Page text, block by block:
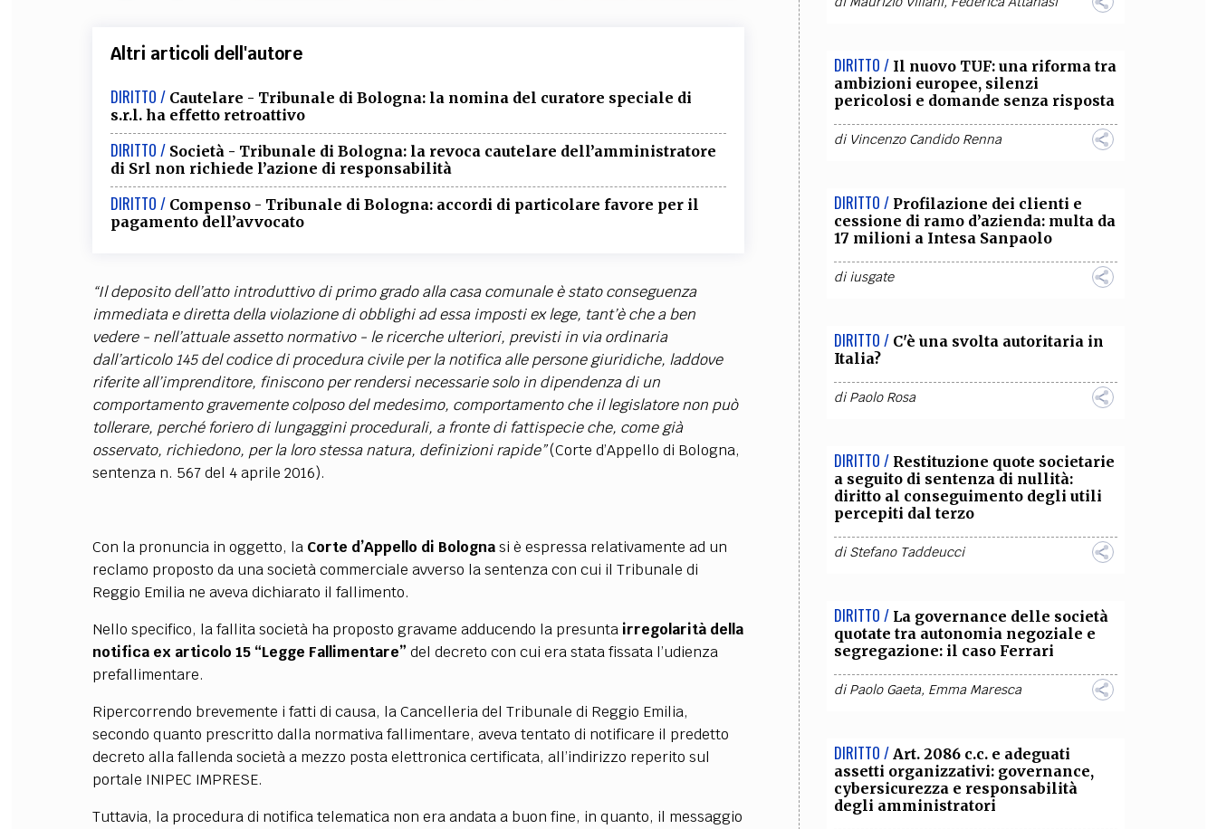
Altri articoli dell'autore
DIRITTO / Cautelare - Tribunale di Bologna: la nomina del curatore speciale di
s.r.l. ha effetto retroattivo
DIRITTO / Società - Tribunale di Bologna: la revoca cautelare dell’amministratore
di Srl non richiede l’azione di responsabilità
DIRITTO / Compenso - Tribunale di Bologna: accordi di particolare favore per il
pagamento dell’avvocato
“Il deposito dell’atto introduttivo di primo grado alla casa comunale è stato conseguenza
immediata e diretta della violazione di obblighi ad essa imposti ex lege, tant’è che a ben
vedere - nell’attuale assetto normativo - le ricerche ulteriori, previsti in via ordinaria
dall’articolo 145 del codice di procedura civile per la notifica alle persone giuridiche, laddove
riferite all’imprenditore, finiscono per rendersi necessarie solo in dipendenza di un
comportamento gravemente colposo del medesimo, comportamento che il legislatore non può
tollerare, perché foriero di lungaggini procedurali, a fronte di fattispecie che, come già
osservato, richiedono, per la loro stessa natura, definizioni rapide”(Corte d’Appello di Bologna,
sentenza n. 567 del 4 aprile 2016).
Con la pronuncia in oggetto, la Corte d’Appello di Bolognasi è espressa relativamente ad un
reclamo proposto da una società commerciale avverso la sentenza con cui il Tribunale di
Reggio Emilia ne aveva dichiarato il fallimento.
Nello specifico, la fallita società ha proposto gravame adducendo la presunta irregolarità della
notifica ex articolo 15 “Legge Fallimentare” del decreto con cui era stata fissata l’udienza
prefallimentare.
Ripercorrendo brevemente i fatti di causa, la Cancelleria del Tribunale di Reggio Emilia,
secondo quanto prescritto dalla normativa fallimentare, aveva tentato di notificare il predetto
decreto alla fallenda società a mezzo posta elettronica certificata, all’indirizzo reperito sul
portale INIPEC IMPRESE.
Tuttavia, la procedura di notifica telematica non era andata a buon fine, in quanto, il messaggio
DIRITTO / Il nuovo TUF: una riforma tra
ambizioni europee, silenzi
pericolosi e domande senza risposta
di Vincenzo Candido Renna
DIRITTO / Profilazione dei clienti e
cessione di ramo d’azienda: multa da
17 milioni a Intesa Sanpaolo
diiusgate
DIRITTO / C'è una svolta autoritaria in
Italia?
diPaolo Rosa
DIRITTO / Restituzione quote societarie
a seguito di sentenza di nullità:
diritto al conseguimento degli utili
percepiti dal terzo
diStefano Taddeucci
DIRITTO / La governance delle società
quotate tra autonomia negoziale e
segregazione: il caso Ferrari
diPaolo Gaeta, Emma Maresca
DIRITTO / Art. 2086 c.c. e adeguati
assetti organizzativi: governance,
cybersicurezza e responsabilità
degli amministratori